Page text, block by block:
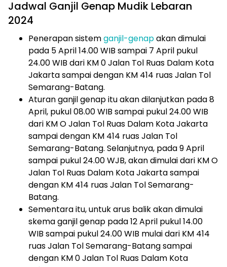
Jadwal Ganjil Genap Mudik Lebaran
2024
Penerapan sistemganjil-genapakan dimulai
pada 5 April 14.00 WIB sampai 7 April pukul
24.00 WIB dari KM 0 Jalan Tol Ruas Dalam Kota
Jakarta sampai dengan KM 414 ruas Jalan Tol
Semarang-Batang.
Aturan ganjil genap itu akan dilanjutkan pada 8
April, pukul 08.00 WIB sampai pukul 24.00 WIB
dari KM O Jalan Tol Ruas Dalam Kota Jakarta
sampai dengan KM 414 ruas Jalan Tol
Semarang-Batang. Selanjutnya, pada 9 April
sampai pukul 24.00 WJB, akan dimulai dari KM O
Jalan Tol Ruas Dalam Kota Jakarta sampai
dengan KM 414 ruas Jalan Tol Semarang-
Batang.
Sementara itu, untuk arus balik akan dimulai
skema ganjil genap pada 12 April pukul 14.00
WIB sampai pukul 24.00 WIB mulai dari KM 414
ruas Jalan Tol Semarang-Batang sampai
dengan KM 0 Jalan Tol Ruas Dalam Kota